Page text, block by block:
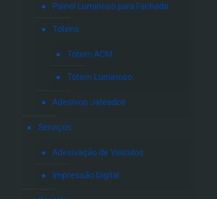
Painel Luminoso para Fachada
Totens
Totem ACM
Totem Luminoso
Adesivos Jateados
Serviços
Adesivação de Veículos
Impressão Digital